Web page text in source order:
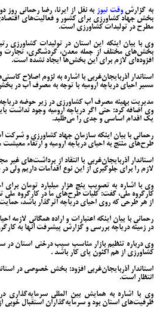
به گزارشوقت نیوز به نقل از ایرنا، رضا رحمانی
بخش جهاد کشاورزی برای کشور و فعالیت‌های
مطرح در تولیدات کشاورزی است.
وی با بیان اینکه این استان در تولیدات کشاورزی
بخش‌های مختلف از جمله معدن، گردشگری، تجارت
افزوده‌ای لازم برای این بخش‌ها ایجاد نشده است.
استاندار آذربایجان‌غربی با اشاره به لزوم اصلاح
مسیر احیای دریاچه ارومیه با توجه به مصرف آب در
مدیریت بهینه مصرف آب کشاورزی در زیر حوضه دریاچه
وی اضافه کرد: حتی اگر دریاچه ارومیه وجود
یک اقدام اساسی و جدی را می‌طلبد.
رحمانی با بیان اینکه سازمان جهاد کشاورزی و
طرح‌های منتج به احیای دریاچه ارومیه و ارتقاء
استاندار آذربایجان‌غربی با انتقاد از برداشت‌های غیر
لازم را برای جلوگیری از این نوع اقدامات داریم ولی
وی با اشاره به تصویب پنج هزار میلیارد تومان
کارگروه ملی، گفت: کلیات طرح‌های ما در کارگروه
از هر طرحی که روی احیای دریاچه اثرگذار باشد،
در زمینه دریاچه بررسی و گزارش پیشرفت آنها به
وی درباره تنظیم بازار مناسب سیب درختی استان در
کشاورزی از هم اکنون پای کار باشد .
استاندار آذربایجان‌غربی افزود: بخش خصوصی در
انتظار است.
وی با اشاره به همایش بین المللی
ظرفیت‌های استان بود و سرمایه‌گذاران استقبال خوبی